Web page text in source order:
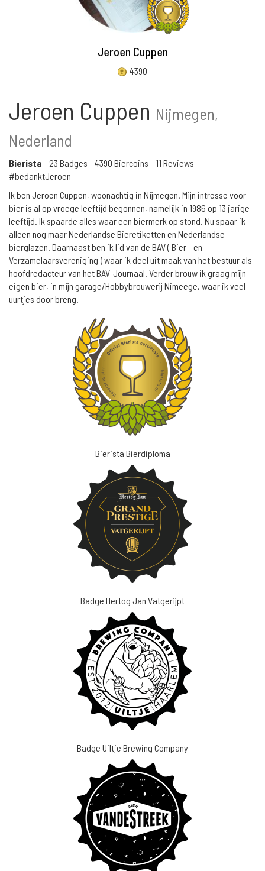
Jeroen Cuppen
4390
Jeroen Cuppen Nijmegen,
Nederland
Bierista - 23 Badges - 4390 Biercoins - 11 Reviews -
#bedanktJeroen
Ik ben Jeroen Cuppen, woonachtig in Nijmegen. Mijn intresse voor
bier is al op vroege leeftijd begonnen, namelijk in 1986 op 13 jarige
leeftijd. Ik spaarde alles waar een biermerk op stond. Nu spaar ik
alleen nog maar Nederlandse Bieretiketten en Nederlandse
bierglazen. Daarnaast ben ik lid van de BAV ( Bier - en
Verzamelaarsvereniging ) waar ik deel uit maak van het bestuur als
hoofdredacteur van het BAV-Journaal. Verder brouw ik graag mijn
eigen bier, in mijn garage/Hobbybrouwerij Nimeege, waar ik veel
uurtjes door breng.
Bierista Bierdiploma
Badge Hertog Jan Vatgerijpt
Badge Uiltje Brewing Company